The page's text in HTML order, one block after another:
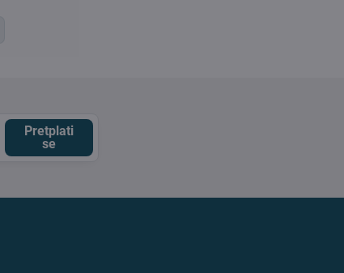
Pretplati
se